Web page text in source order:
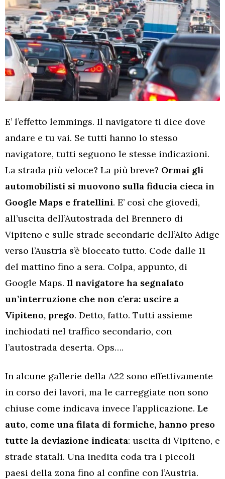
E’ l’effetto lemmings. Il navigatore ti dice dove
andare e tu vai. Se tutti hanno lo stesso
navigatore, tutti seguono le stesse indicazioni.
La strada più veloce? La più breve? Ormai gli
automobilisti si muovono sulla fiducia cieca in
Google Maps e fratellini. E’ così che giovedì,
all’uscita dell’Autostrada del Brennero di
Vipiteno e sulle strade secondarie dell’Alto Adige
verso l’Austria s’è bloccato tutto. Code dalle 11
del mattino fino a sera. Colpa, appunto, di
Google Maps. Il navigatore ha segnalato
un’interruzione che non c’era: uscire a
Vipiteno, prego. Detto, fatto. Tutti assieme
inchiodati nel traffico secondario, con
l’autostrada deserta. Ops….
In alcune gallerie della A22 sono effettivamente
in corso dei lavori, ma le carreggiate non sono
chiuse come indicava invece l’applicazione. Le
auto, come una filata di formiche, hanno preso
tutte la deviazione indicata: uscita di Vipiteno, e
strade statali. Una inedita coda tra i piccoli
paesi della zona fino al confine con l’Austria.